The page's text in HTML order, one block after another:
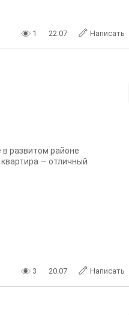
1 22.07 Написать
развитом районе
— отличный
3 20.07 Написать